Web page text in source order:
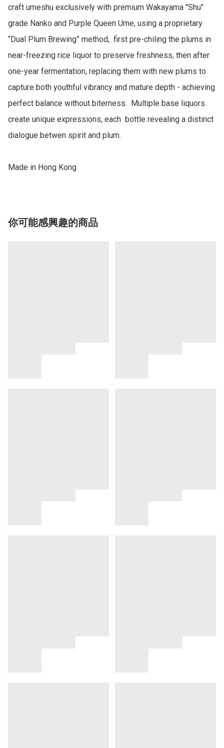
craft umeshu exclusively with premium Wakayama "Shu"
grade Nanko and Purple Queen Ume, using a proprietary
“Dual Plum Brewing” method,  first pre-chiling the plums in
near-freezing rice liquor to preserve freshness, then after
one-year fermentation, replacing them with new plums to
capture both youthful vibrancy and mature depth - achieving
perfect balance without biterness.  Multiple base liquors
create unique expressions, each  bottle revealing a distinct
dialogue betwen spirit and plum.
Made in Hong Kong
你可能感興趣的商品